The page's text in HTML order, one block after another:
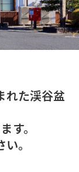
れた渓谷盆
す。
。